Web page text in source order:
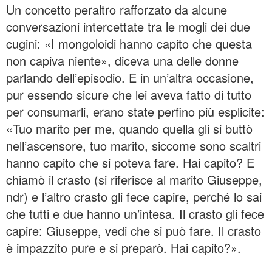
Un concetto peraltro rafforzato da alcune
conversazioni intercettate tra le mogli dei due
cugini: «I mongoloidi hanno capito che questa
non capiva niente», diceva una delle donne
parlando dell’episodio. E in un’altra occasione,
pur essendo sicure che lei aveva fatto di tutto
per consumarli, erano state perfino più esplicite:
«Tuo marito per me, quando quella gli si buttò
nell’ascensore, tuo marito, siccome sono scaltri
hanno capito che si poteva fare. Hai capito? E
chiamò il crasto (si riferisce al marito Giuseppe,
ndr) e l’altro crasto gli fece capire, perché lo sai
che tutti e due hanno un’intesa. Il crasto gli fece
capire: Giuseppe, vedi che si può fare. Il crasto
è impazzito pure e si preparò. Hai capito?».